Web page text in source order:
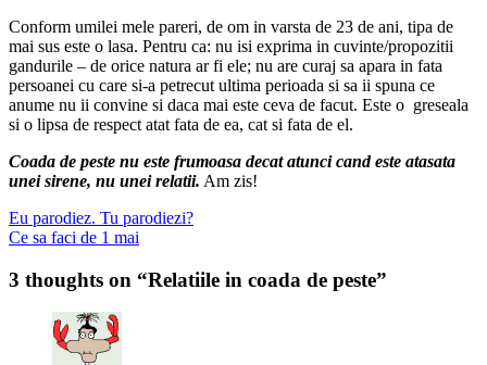
Conform umilei mele pareri, de om in varsta de 23 de ani, tipa de
mai sus este o lasa. Pentru ca: nu isi exprima in cuvinte/propozitii
gandurile – de orice natura ar fi ele; nu are curaj sa apara in fata
persoanei cu care si-a petrecut ultima perioada si sa ii spuna ce
anume nu ii convine si daca mai este ceva de facut. Este o greseala
si o lipsa de respect atat fata de ea, cat si fata de el.
Coada de peste nu este frumoasa decat atunci cand este atasata
unei sirene, nu unei relatii. Am zis!
Post
navigation
Previous
post:
Eu parodiez. Tu parodiezi?
Next
Ce sa faci de 1 mai
3 thoughts on “Relatiile in coada de peste”